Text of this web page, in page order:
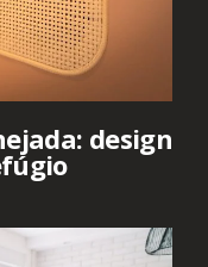
design